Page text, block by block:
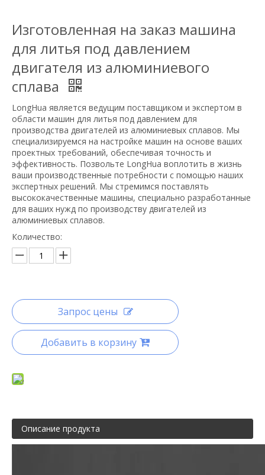
Изготовленная на заказ машина
для литья под давлением
двигателя из алюминиевого
сплава
LongHua является ведущим поставщиком и экспертом в
области машин для литья под давлением для
производства двигателей из алюминиевых сплавов. Мы
специализируемся на настройке машин на основе ваших
проектных требований, обеспечивая точность и
эффективность. Позвольте LongHua воплотить в жизнь
ваши производственные потребности с помощью наших
экспертных решений. Мы стремимся поставлять
высококачественные машины, специально разработанные
для ваших нужд по производству двигателей из
алюминиевых сплавов.
Количество:
Запрос цены
Добавить в корзину
Описание продукта